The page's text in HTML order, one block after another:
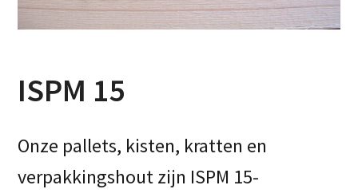
ISPM 15
Onze pallets, kisten, kratten en
verpakkingshout zijn ISPM 15-